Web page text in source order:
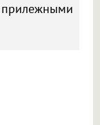
прилежными